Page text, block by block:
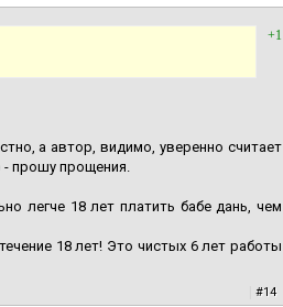
+1
а автор, видимо, уверенно считает
- прошу прощения.
легче 18 лет платить бабе дань, чем
18 лет! Это чистых 6 лет работы
#14